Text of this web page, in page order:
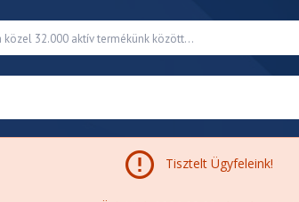
Tisztelt Ügyfeleink!